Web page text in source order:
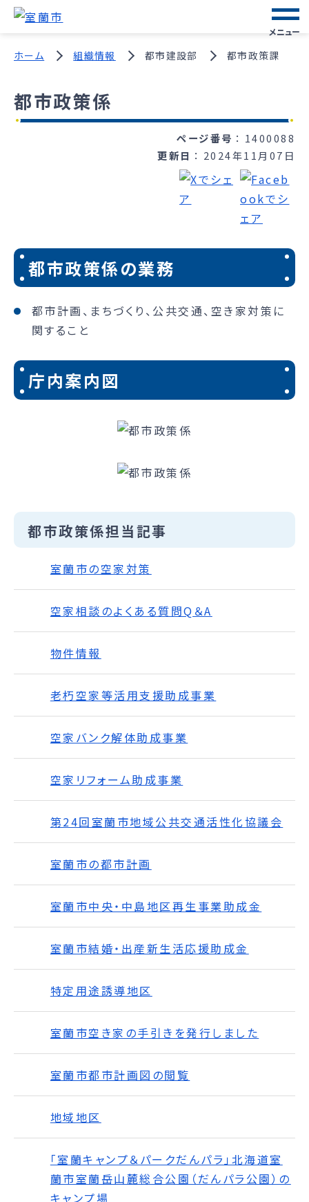
メニュー
ホーム 組織情報 都市建設部 都市政策課
都市政策係
ページ番号
1400088
更新日
2024年11月07日
都市政策係の業務
都市計画、まちづくり、公共交通、空き家対策に
関すること
庁内案内図
都市政策係担当記事
室蘭市の空家対策
空家相談のよくある質問Q＆A
物件情報
老朽空家等活用支援助成事業
空家バンク解体助成事業
空家リフォーム助成事業
第24回室蘭市地域公共交通活性化協議会
室蘭市の都市計画
室蘭市中央・中島地区再生事業助成金
室蘭市結婚・出産新生活応援助成金
特定用途誘導地区
室蘭市空き家の手引きを発行しました
室蘭市都市計画図の閲覧
地域地区
「室蘭キャンプ＆パークだんパラ」北海道室
蘭市室蘭岳山麓総合公園（だんパラ公園）の
キャンプ場